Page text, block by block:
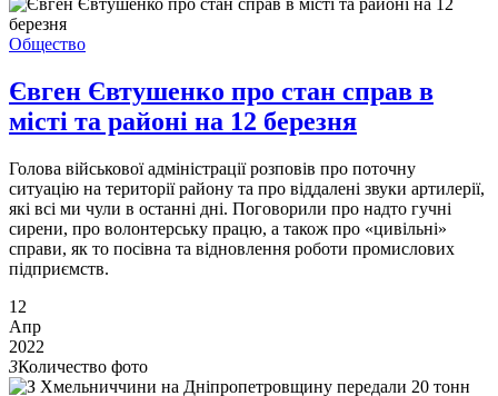
Общество
Євген Євтушенко про стан справ в
місті та районі на 12 березня
Голова військової адміністрації розповів про поточну
ситуацію на території району та про віддалені звуки артилерії,
які всі ми чули в останні дні. Поговорили про надто гучні
сирени, про волонтерську працю, а також про «цивільні»
справи, як то посівна та відновлення роботи промислових
підприємств.
12
Апр
2022
3Количество фото